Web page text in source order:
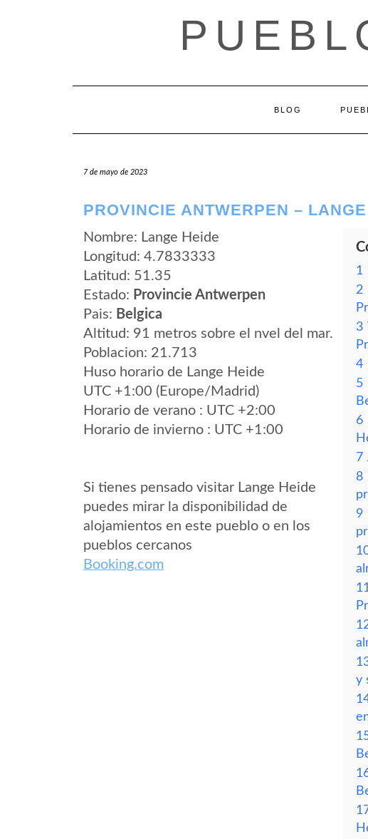
BLOG
7 de mayo de 2023
PROVINCIE ANTWERPEN –
Nombre: Lange Heide
Longitud: 4.7833333
Latitud: 51.35
Estado: Provincie Antwerpen
Pais: Belgica
Altitud: 91 metros sobre el nvel del mar.
Poblacion: 21.713
Huso horario de Lange Heide
UTC +1:00 (Europe/Madrid)
Horario de verano : UTC +2:00
Horario de invierno : UTC +1:00
Si tienes pensado visitar Lange Heide
puedes mirar la disponibilidad de
alojamientos en este pueblo o en los
pueblos cercanos
Booking.com
1
2
3
4
5
6
7
8
9
y